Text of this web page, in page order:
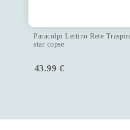
Paracolpi Lettino Rete
star copse
43.99 €